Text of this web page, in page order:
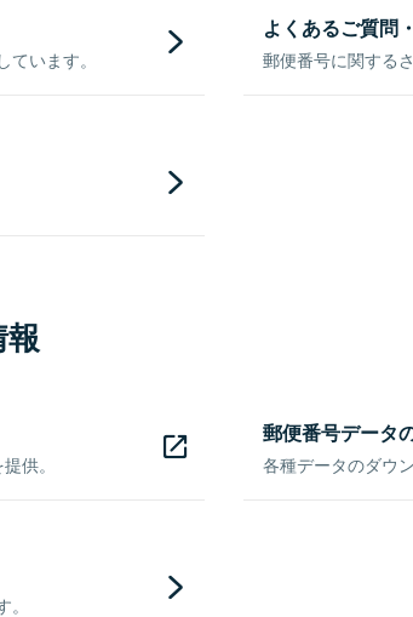
います。
よくあるご質問
郵便番号に関する
供。
郵便番号データ
各種データのダウ